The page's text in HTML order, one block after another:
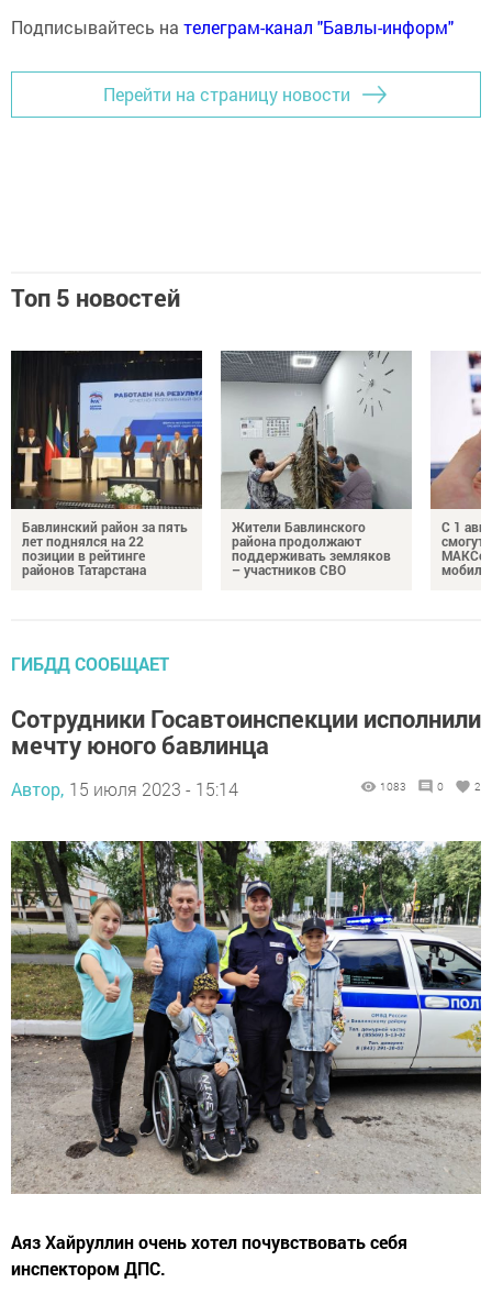
Подписывайтесь на телеграм-канал "Бавлы-информ"
Перейти на страницу новости
Топ 5 новостей
Бавлинский район за пять
лет поднялся на 22
позиции в рейтинге
районов Татарстана
Жители Бавлинского
района продолжают
поддерживать земляков
– участников СВО
С 1
смогут
МАКСом
ГИБДД СООБЩАЕТ
Сотрудники Госавтоинспекции исполнили
мечту юного бавлинца
Автор, 15 июля 2023 - 15:14 1083 0 2
Аяз Хайруллин очень хотел почувствовать себя
инспектором ДПС.